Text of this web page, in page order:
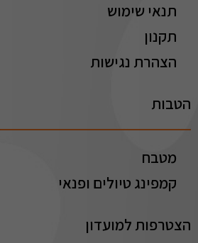
תנאי שימוש
תקנון
הצהרת נגישות
הטבות
מטבח
קמפינג טיולים ופנאי
הצטרפות למועדון